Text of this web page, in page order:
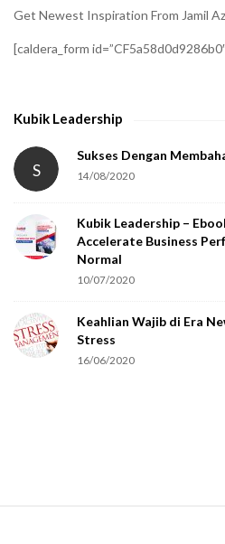
Get Newest Inspiration From Jamil
[caldera_form
Kubik Leadership
S
Sukses Dengan
14/08/2020
Kubik Leadership –
Accelerate Business
Normal
10/07/2020
Keahlian Wajib di Era
Stress
16/06/2020